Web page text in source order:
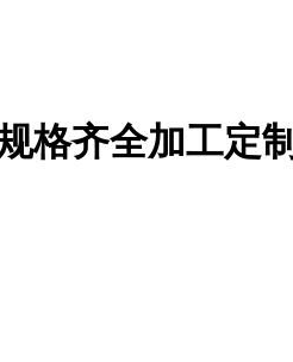
格齐全加工定制